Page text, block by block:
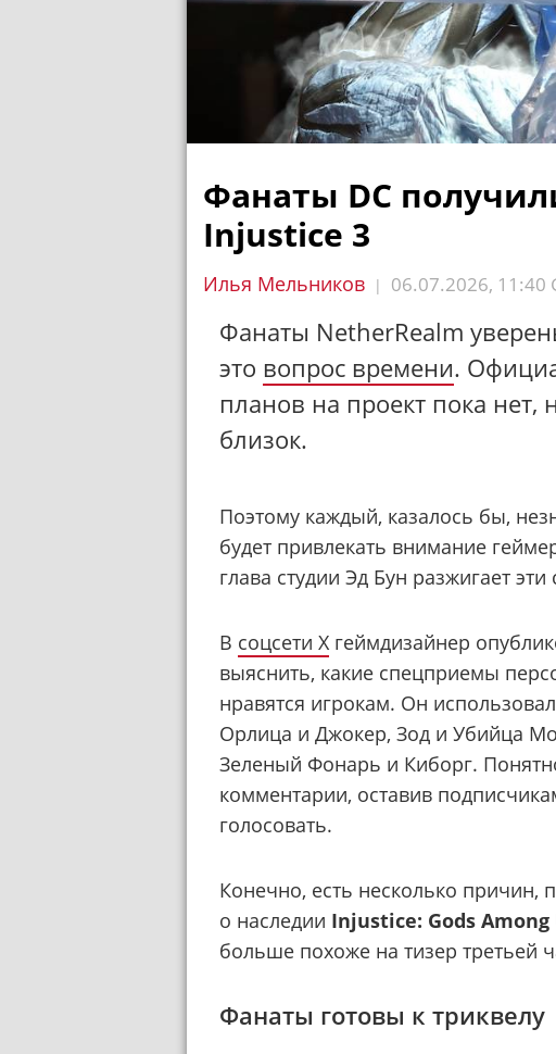
Фанаты DC
Injustice 3
Илья Мельников | 06.07.2026, 11:40
Фанаты NetherRealm
это вопрос времени.
планов на проект пока нет,
близок.
Поэтому каждый, казалось бы,
будет привлекать внимание
глава студии Эд Бун разжигает эти
В соцсети X геймдизайнер
выяснить, какие спецприемы
нравятся игрокам. Он
Орлица и Джокер, Зод и Убийца
Зеленый Фонарь и Киборг.
комментарии, оставив
голосовать.
Конечно, есть несколько
о наследии Injustice: Gods Among
больше похоже на тизер третьей
Фанаты готовы к триквелу